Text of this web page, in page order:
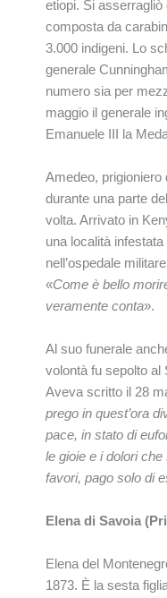
etiopi. Si asserragliò
composta da
3.000 indigeni. Lo
generale
numero sia per
maggio il generale
Emanuele III la
Amedeo,
durante una parte
volta. Arrivato in
una località
nell’ospedale
«Come è bello
veramente conta».
Al suo funerale
volontà fu sepolto al
Aveva scritto il 28
prego in quest’ora
pace, in stato di
le gioie e i dolori
favori, pago solo di
Elena di Savoia
Elena del
1873. È la sesta